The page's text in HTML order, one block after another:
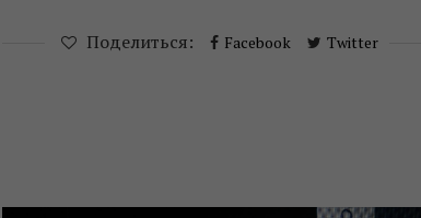
Поделиться: Facebook Twitter